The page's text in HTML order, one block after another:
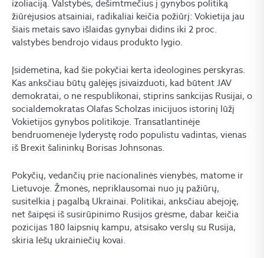
izoliaciją. Valstybės, dešimtmečius į gynybos politiką
žiūrėjusios atsainiai, radikaliai keičia požiūrį: Vokietija jau
šiais metais savo išlaidas gynybai didins iki 2 proc.
valstybės bendrojo vidaus produkto lygio.
Įsidėmėtina, kad šie pokyčiai kerta ideologines perskyras.
Kas anksčiau būtų galėjęs įsivaizduoti, kad būtent JAV
demokratai, o ne respublikonai, stiprins sankcijas Rusijai, o
socialdemokratas Olafas Scholzas inicijuos istorinį lūžį
Vokietijos gynybos politikoje. Transatlantinėje
bendruomenėje lyderystę rodo populistu vadintas, vienas
iš Brexit šalininkų Borisas Johnsonas.
Pokyčių, vedančių prie nacionalinės vienybės, matome ir
Lietuvoje. Žmonės, nepriklausomai nuo jų pažiūrų,
susitelkia į pagalbą Ukrainai. Politikai, anksčiau abejoję,
net šaipęsi iš susirūpinimo Rusijos grėsme, dabar keičia
pozicijas 180 laipsnių kampu, atsisako verslų su Rusija,
skiria lėšų ukrainiečių kovai.